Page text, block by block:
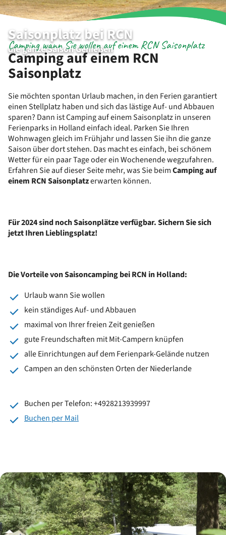
Saisonplatz bei RCN
die ganze Saison Genießen
Camping auf einem RCN
Saisonplatz
Camping wann Sie wollen auf einem RCN Saisonplatz
Sie möchten spontan Urlaub machen, in den Ferien garantiert
einen Stellplatz haben und sich das lästige Auf- und Abbauen
sparen? Dann ist Camping auf einem Saisonplatz in unseren
Ferienparks in Holland einfach ideal. Parken Sie Ihren
Wohnwagen gleich im Frühjahr und lassen Sie ihn die ganze
Saison über dort stehen. Das macht es einfach, bei schönem
Wetter für ein paar Tage oder ein Wochenende wegzufahren.
Erfahren Sie auf dieser Seite mehr, was Sie beimCamping auf
einem RCN Saisonplatzerwarten können.
Für 2024 sind noch Saisonplätze verfügbar. Sichern Sie sich
jetzt Ihren Lieblingsplatz!
Die Vorteile von Saisoncamping bei RCN in Holland:
Urlaub wann Sie wollen
kein ständiges Auf- und Abbauen
maximal von Ihrer freien Zeit genießen
gute Freundschaften mit Mit-Campern knüpfen
alle Einrichtungen auf dem Ferienpark-Gelände nutzen
Campen an den schönsten Orten der Niederlande
Buchen per Telefon: +4928213939997
Buchen per Mail